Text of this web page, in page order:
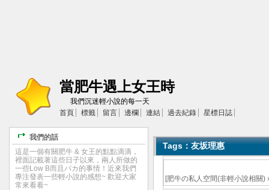
當肥牛遇上女王時
我們沉迷輕小說的每一天
首頁
標籤 留言 邊欄 連結 過去紀錄 星標日誌
Tags：友坂理惠
[肥牛の私人空間(非輕小說相關)
我們的話
這是一個有關肥牛 & 女王的點點滴滴，
裡面記載著這些日子以來，兩人所做的
一些Low B而且バカ的事情！近來我們
專注發表一些輕小說的感想~ 歡迎大家
常來看看~